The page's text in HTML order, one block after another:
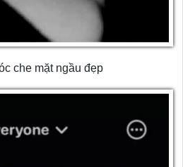
che mặt ngầu đẹp